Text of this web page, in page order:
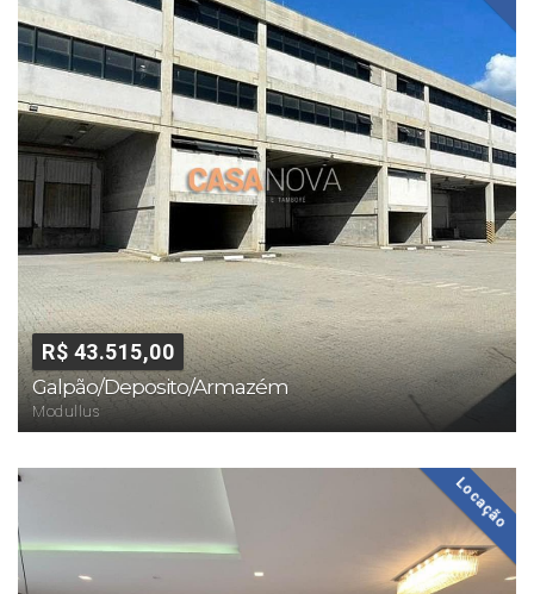
R$ 43.515,00
Galpão/Deposito/Armazém
Modullus
Locação